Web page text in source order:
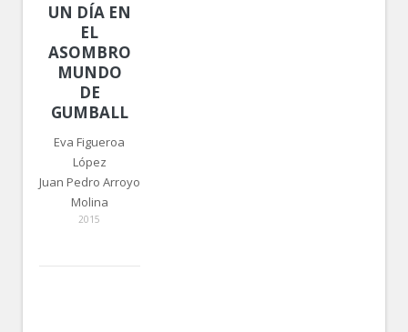
UN DÍA EN
EL
ASOMBROSO
MUNDO
DE
GUMBALL
Eva Figueroa
López
Juan Pedro Arroyo
Molina
2015